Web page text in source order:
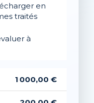
en
traités
à
1 000,00 €